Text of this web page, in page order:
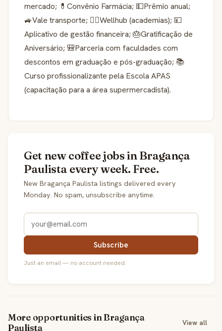
mercado; 💊Convênio Farmácia; 💵Prêmio anual;
🚙Vale transporte; 🤸‍♂️Wellhub (academias); 💴
Aplicativo de gestão financeira; 🎂Gratificação de
Aniversário; 🎒Parceria com faculdades com
descontos em graduação e pós-graduação; 📚
Curso profissionalizante pela Escola APAS
(capacitação para a área supermercadista).
Get new coffee jobs in Bragança
Paulista every week. Free.
New Bragança Paulista listings delivered every
Monday. No spam, unsubscribe anytime.
Subscribe
Just an email — no account needed.
More opportunities in Bragança
Paulista
View all